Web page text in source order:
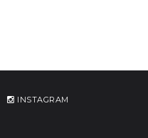
INSTAGRAM